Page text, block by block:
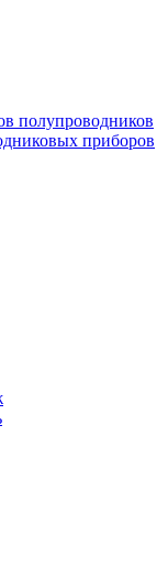
полупроводников
приборов